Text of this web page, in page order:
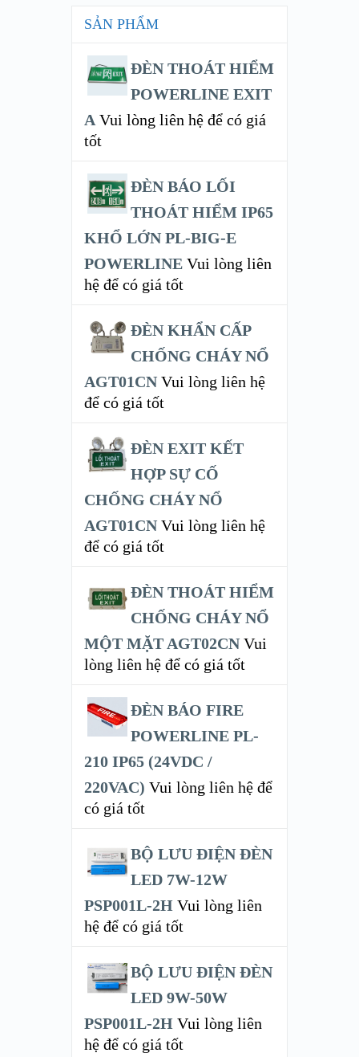
SẢN PHẨM
ĐÈN THOÁT HIỂM
POWERLINE EXIT
A Vui lòng liên hệ để có giá
tốt
ĐÈN BÁO LỐI
THOÁT HIỂM IP65
KHỔ LỚN PL-BIG-E
POWERLINE Vui lòng liên
hệ để có giá tốt
ĐÈN KHẨN CẤP
CHỐNG CHÁY NỔ
AGT01CN Vui lòng liên hệ
để có giá tốt
ĐÈN EXIT KẾT
HỢP SỰ CỐ
CHỐNG CHÁY NỔ
AGT01CN Vui lòng liên hệ
để có giá tốt
ĐÈN THOÁT HIỂM
CHỐNG CHÁY NỔ
MỘT MẶT AGT02CN Vui
lòng liên hệ để có giá tốt
ĐÈN BÁO FIRE
POWERLINE PL-
210 IP65 (24VDC /
220VAC) Vui lòng liên hệ để
có giá tốt
BỘ LƯU ĐIỆN ĐÈN
LED 7W-12W
PSP001L-2H Vui lòng liên
hệ để có giá tốt
BỘ LƯU ĐIỆN ĐÈN
LED 9W-50W
PSP001L-2H Vui lòng liên
hệ để có giá tốt